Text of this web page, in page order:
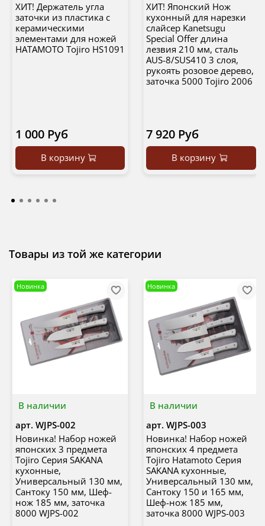
ХИТ! Держатель угла
заточки из пластика с
керамическими
элементами для ножей
HATAMOTO Tojiro HS1091
1 000 Руб
В корзину
ХИТ! Японский Нож
кухонный для нарезки
слайсер Kanetsugu
Special Offer длина
лезвия 210 мм, сталь
AUS-8/SUS410 3 слоя,
рукоять розовое дерево,
заточка 5000 Tojiro 2006
7 920 Руб
В корзину
Товары из той же категории
В наличии
Новинка
арт. WJPS-002
Новинка! Набор ножей
японских 3 предмета
Tojiro Серия SAKANA
кухонные,
Универсальный 130 мм,
Сантоку 150 мм, Шеф-
нож 185 мм, заточка
8000 WJPS-002
В наличии
Новинка
арт. WJPS-003
Новинка! Набор ножей
японских 4 предмета
Tojiro Hatamoto Серия
SAKANA кухонные,
Универсальный 130 мм,
Сантоку 150 и 165 мм,
Шеф-нож 185 мм,
заточка 8000 WJPS-003